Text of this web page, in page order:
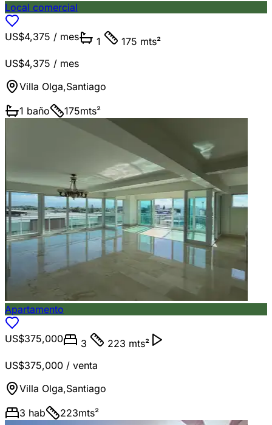
Local comercial
US$4,375 / mes 1
175 mts²
US$4,375 / mes
Villa Olga,Santiago
1 baño 175mts²
Apartamento
US$375,000 3
223 mts²
US$375,000 / venta
Villa Olga,Santiago
3 hab 223mts²